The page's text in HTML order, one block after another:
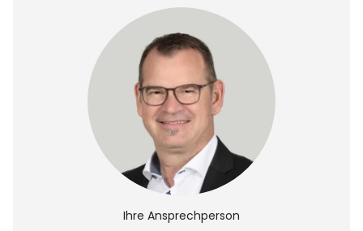
Ihre Ansprechperson